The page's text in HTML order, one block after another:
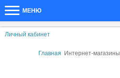
МЕНЮ
Личный кабинет
Главная Интернет-магазины